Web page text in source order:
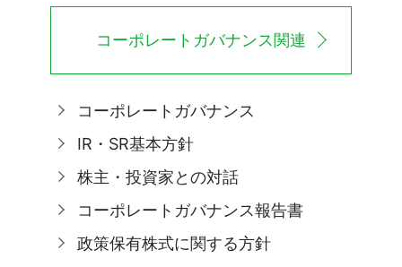
コーポレートガバナンス関連
コーポレートガバナンス
IR・SR基本方針
株主・投資家との対話
コーポレートガバナンス報告書
政策保有株式に関する方針